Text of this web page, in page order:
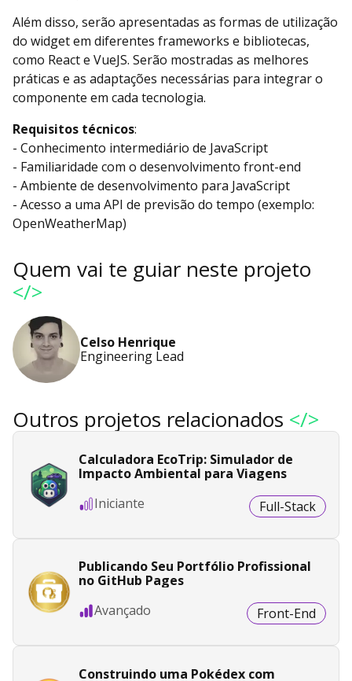
Além disso, serão apresentadas as formas de utilização
do widget em diferentes frameworks e bibliotecas,
como React e VueJS. Serão mostradas as melhores
práticas e as adaptações necessárias para integrar o
componente em cada tecnologia.
Requisitos técnicos:
- Conhecimento intermediário de JavaScript
- Familiaridade com o desenvolvimento front-end
- Ambiente de desenvolvimento para JavaScript
- Acesso a uma API de previsão do tempo (exemplo:
OpenWeatherMap)
Quem vai te guiar neste projeto
</>
Celso Henrique
Engineering Lead
Outros projetos relacionados </>
Calculadora EcoTrip: Simulador de
Impacto Ambiental para Viagens
Iniciante
Full-Stack
Publicando Seu Portfólio Profissional
no GitHub Pages
Avançado
Front-End
Construindo uma Pokédex com